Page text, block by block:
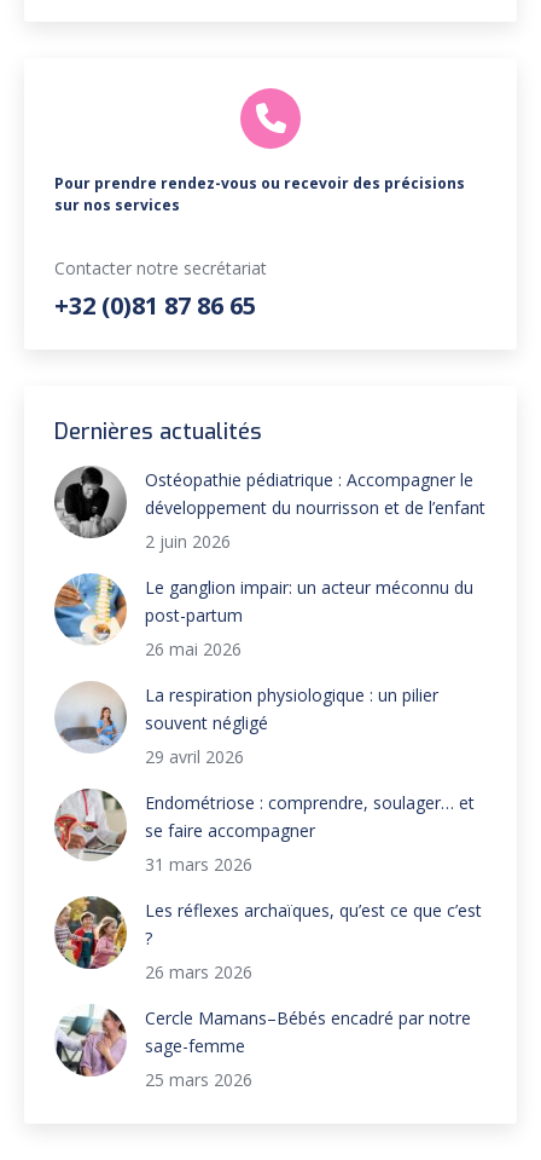
Pour prendre rendez-vous ou recevoir des précisions
sur nos services
Contacter notre secrétariat
+32 (0)81 87 86 65
Dernières actualités
Ostéopathie pédiatrique : Accompagner le
développement du nourrisson et de l’enfant
2 juin 2026
Le ganglion impair: un acteur méconnu du
post-partum
26 mai 2026
La respiration physiologique : un pilier
souvent négligé
29 avril 2026
Endométriose : comprendre, soulager… et
se faire accompagner
31 mars 2026
Les réflexes archaïques, qu’est ce que c’est
?
26 mars 2026
Cercle Mamans–Bébés encadré par notre
sage-femme
25 mars 2026